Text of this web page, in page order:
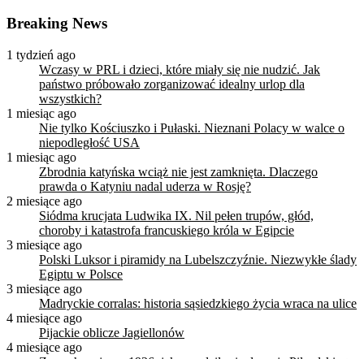
Breaking News
1 tydzień ago
Wczasy w PRL i dzieci, które miały się nie nudzić. Jak
państwo próbowało zorganizować idealny urlop dla
wszystkich?
1 miesiąc ago
Nie tylko Kościuszko i Pułaski. Nieznani Polacy w walce o
niepodległość USA
1 miesiąc ago
Zbrodnia katyńska wciąż nie jest zamknięta. Dlaczego
prawda o Katyniu nadal uderza w Rosję?
2 miesiące ago
Siódma krucjata Ludwika IX. Nil pełen trupów, głód,
choroby i katastrofa francuskiego króla w Egipcie
3 miesiące ago
Polski Luksor i piramidy na Lubelszczyźnie. Niezwykłe ślady
Egiptu w Polsce
3 miesiące ago
Madryckie corralas: historia sąsiedzkiego życia wraca na ulice
4 miesiące ago
Pijackie oblicze Jagiellonów
4 miesiące ago